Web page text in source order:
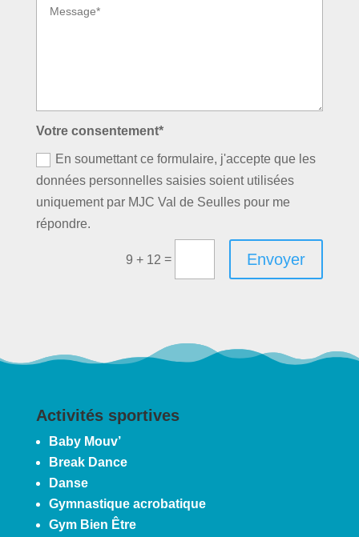
Votre consentement*
En soumettant ce formulaire, j'accepte que les
données personnelles saisies soient utilisées
uniquement par MJC Val de Seulles pour me
répondre.
9 + 12 = Envoyer
Activités sportives
Baby Mouv’
Break Dance
Danse
Gymnastique acrobatique
Gym Bien Être